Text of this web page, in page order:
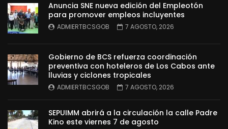
Anuncia SNE nueva edición del Empleotón
para promover empleos incluyentes
ADMIERTBCSGOB 7 AGOSTO, 2026
Gobierno de BCS refuerza coordinación
preventiva con hoteleros de Los Cabos ante
lluvias y ciclones tropicales
ADMIERTBCSGOB 7 AGOSTO, 2026
SEPUIMM abrirá a la circulación la calle Padre
Kino este viernes 7 de agosto